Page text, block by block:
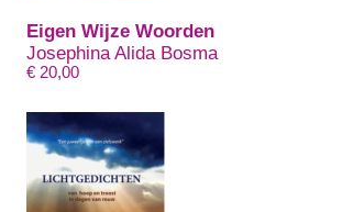
Eigen Wijze Woorden
Josephina Alida Bosma
€ 20,00